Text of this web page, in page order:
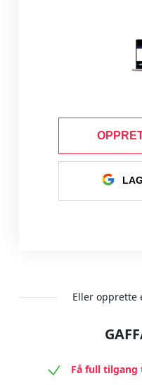
Eller opprette
Få full tilgang